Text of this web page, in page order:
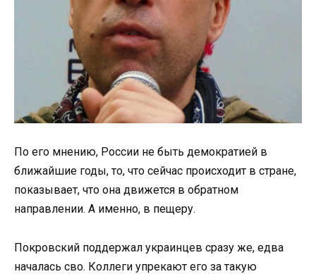
По его мнению, России не быть демократией в
ближайшие годы, то, что сейчас происходит в стране,
показывает, что она движется в обратном
направлении. А именно, в пещеру.
Покровский поддержал украинцев сразу же, едва
началась сво. Коллеги упрекают его за такую